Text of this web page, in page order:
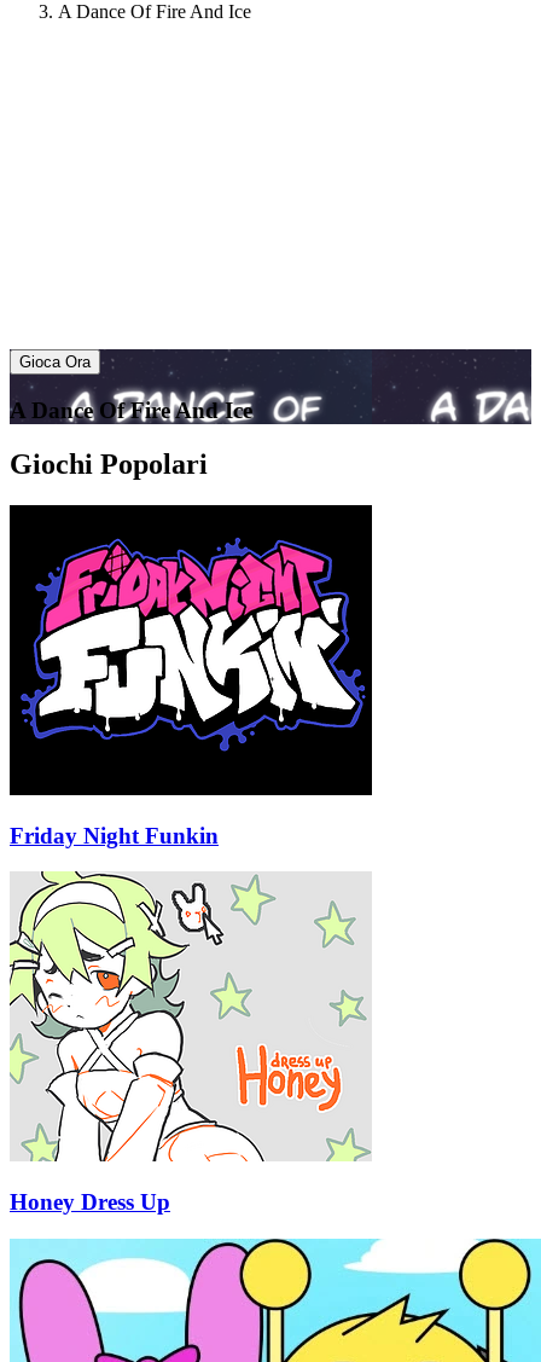
A Dance Of Fire And Ice
Gioca Ora
A Dance Of Fire And Ice
Giochi Popolari
Friday Night Funkin
Honey Dress Up